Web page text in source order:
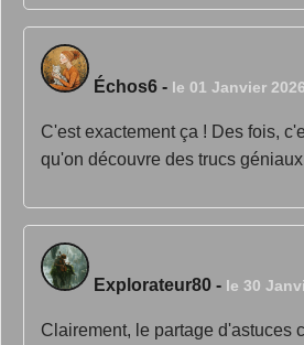
Échos6 - le 01 Janvier 2026
C'est exactement ça ! Des fois,
qu'on découvre des trucs
Explorateur80 - le 30
Clairement, le partage d'astuces